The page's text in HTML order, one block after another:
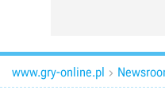
www.gry-online.pl 